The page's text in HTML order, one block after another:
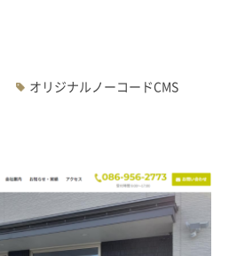
オリジナルノーコードCMS